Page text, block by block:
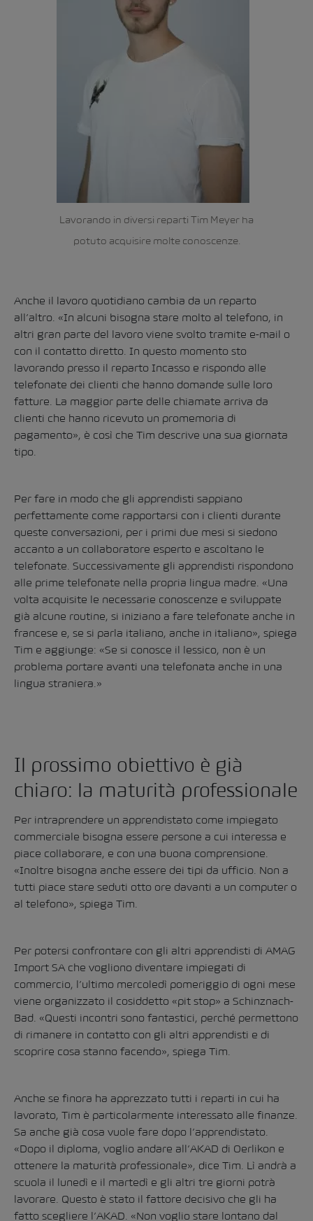
Lavorando in diversi reparti Tim Meyer ha
potuto acquisire molte conoscenze.
Anche il lavoro quotidiano cambia da un reparto
all’altro. «In alcuni bisogna stare molto al telefono, in
altri gran parte del lavoro viene svolto tramite e-mail o
con il contatto diretto. In questo momento sto
lavorando presso il reparto Incasso e rispondo alle
telefonate dei clienti che hanno domande sulle loro
fatture. La maggior parte delle chiamate arriva da
clienti che hanno ricevuto un promemoria di
pagamento», è così che Tim descrive una sua giornata
tipo.
Per fare in modo che gli apprendisti sappiano
perfettamente come rapportarsi con i clienti durante
queste conversazioni, per i primi due mesi si siedono
accanto a un collaboratore esperto e ascoltano le
telefonate. Successivamente gli apprendisti rispondono
alle prime telefonate nella propria lingua madre. «Una
volta acquisite le necessarie conoscenze e sviluppate
già alcune routine, si iniziano a fare telefonate anche in
francese e, se si parla italiano, anche in italiano», spiega
Tim e aggiunge: «Se si conosce il lessico, non è un
problema portare avanti una telefonata anche in una
lingua straniera.»
Il prossimo obiettivo è già
chiaro: la maturità professionale
Per intraprendere un apprendistato come impiegato
commerciale bisogna essere persone a cui interessa e
piace collaborare, e con una buona comprensione.
«Inoltre bisogna anche essere dei tipi da ufficio. Non a
tutti piace stare seduti otto ore davanti a un computer o
al telefono», spiega Tim.
Per potersi confrontare con gli altri apprendisti di AMAG
Import SA che vogliono diventare impiegati di
commercio, l’ultimo mercoledì pomeriggio di ogni mese
viene organizzato il cosiddetto «pit stop» a Schinznach-
Bad. «Questi incontri sono fantastici, perché permettono
di rimanere in contatto con gli altri apprendisti e di
scoprire cosa stanno facendo», spiega Tim.
Anche se finora ha apprezzato tutti i reparti in cui ha
lavorato, Tim è particolarmente interessato alle finanze.
Sa anche già cosa vuole fare dopo l’apprendistato.
«Dopo il diploma, voglio andare all’AKAD di Oerlikon e
ottenere la maturità professionale», dice Tim. Lì andrà a
scuola il lunedì e il martedì e gli altri tre giorni potrà
lavorare. Questo è stato il fattore decisivo che gli ha
fatto scegliere l’AKAD. «Non voglio stare lontano dal